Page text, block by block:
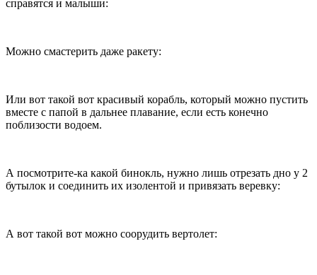
справятся и малыши:
Можно смастерить даже ракету:
Или вот такой вот красивый корабль, который можно пустить
вместе с папой в дальнее плавание, если есть конечно
поблизости водоем.
А посмотрите-ка какой бинокль, нужно лишь отрезать дно у 2
бутылок и соединить их изолентой и привязать веревку:
А вот такой вот можно соорудить вертолет: